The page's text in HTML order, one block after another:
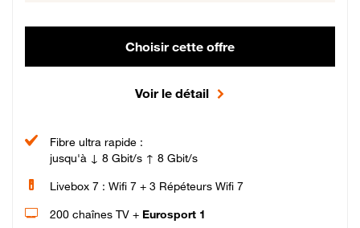
Choisir cette offre
Voir le détail
Fibre ultra rapide :
jusqu'à ↓ 8 Gbit/s ↑ 8 Gbit/s
Livebox 7 : Wifi 7 + 3 Répéteurs Wifi 7
200 chaînes TV + Eurosport 1